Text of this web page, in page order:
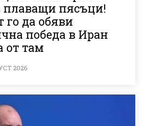
плаващи пясъци!
го да обяви
победа в Иран
от там
2026